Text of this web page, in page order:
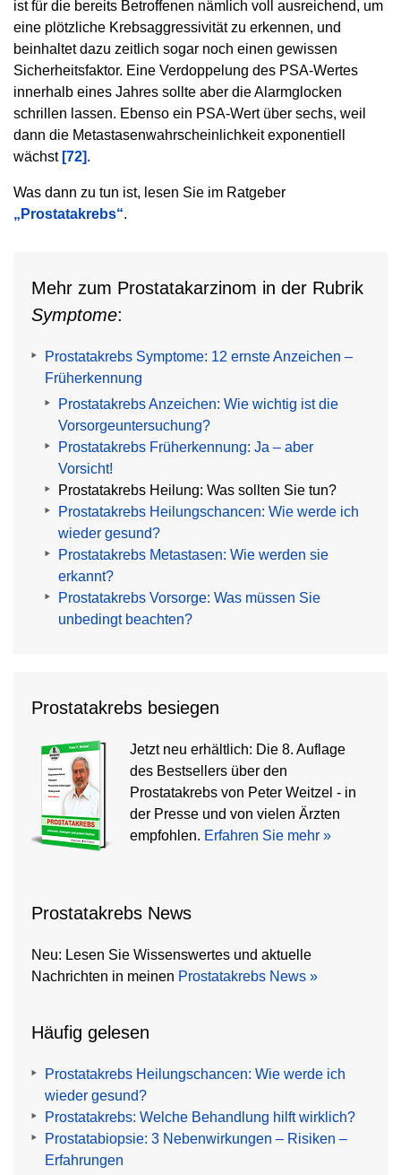
ist für die bereits Betroffenen nämlich voll ausreichend, um
eine plötzliche Krebsaggressivität zu erkennen, und
beinhaltet dazu zeitlich sogar noch einen gewissen
Sicherheitsfaktor. Eine Verdoppelung des PSA-Wertes
innerhalb eines Jahres sollte aber die Alarmglocken
schrillen lassen. Ebenso ein PSA-Wert über sechs, weil
dann die Metastasenwahrscheinlichkeit exponentiell
wächst [72].
Was dann zu tun ist, lesen Sie im Ratgeber
„Prostatakrebs“.
Mehr zum Prostatakarzinom in der Rubrik
Symptome:
Prostatakrebs Symptome: 12 ernste Anzeichen –
Früherkennung
Prostatakrebs Anzeichen: Wie wichtig ist die
Vorsorgeuntersuchung?
Prostatakrebs Früherkennung: Ja – aber
Vorsicht!
Prostatakrebs Heilung: Was sollten Sie tun?
Prostatakrebs Heilungschancen: Wie werde ich
wieder gesund?
Prostatakrebs Metastasen: Wie werden sie
erkannt?
Prostatakrebs Vorsorge: Was müssen Sie
unbedingt beachten?
Prostatakrebs besiegen
Jetzt neu erhältlich: Die 8. Auflage
des Bestsellers über den
Prostatakrebs von Peter Weitzel - in
der Presse und von vielen Ärzten
empfohlen. Erfahren Sie mehr »
Prostatakrebs News
Neu: Lesen Sie Wissenswertes und aktuelle
Nachrichten in meinen Prostatakrebs News »
Häufig gelesen
Prostatakrebs Heilungschancen: Wie werde ich
wieder gesund?
Prostatakrebs: Welche Behandlung hilft wirklich?
Prostatabiopsie: 3 Nebenwirkungen – Risiken –
Erfahrungen